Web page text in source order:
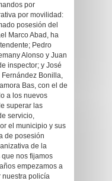
por
por movilidad:
posesión del
Marco Abad, ha
Pedro
Alonso y Juan
inspector; y José
Bonilla,
Bas, con el de
a los nuevos
superar las
servicio,
el municipio y sus
de posesión
de la
nos fijamos
empezamos a
nuestra policía